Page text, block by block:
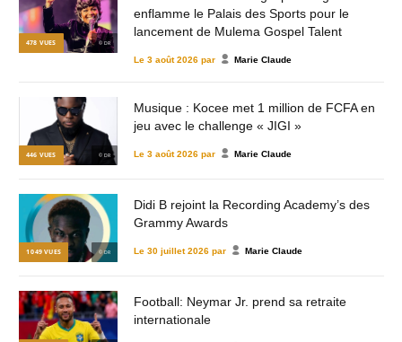
478 VUES © DR
enflamme le Palais des Sports pour le
lancement de Mulema Gospel Talent
Le 3 août 2026 par Marie Claude
446 VUES © DR
Musique : Kocee met 1 million de FCFA en
jeu avec le challenge « JIGI »
Le 3 août 2026 par Marie Claude
1 049 VUES © DR
Didi B rejoint la Recording Academy’s des
Grammy Awards
Le 30 juillet 2026 par Marie Claude
Football: Neymar Jr. prend sa retraite
internationale